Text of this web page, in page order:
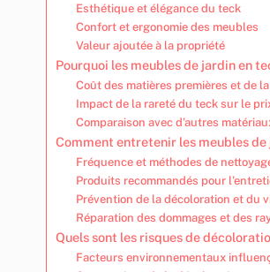
Esthétique et élégance du teck
Confort et ergonomie des meubles
Valeur ajoutée à la propriété
Pourquoi les meubles de jardin en
Coût des matières premières et de
Impact de la rareté du teck sur le
Comparaison avec d’autres
Comment entretenir les meubles de
Fréquence et méthodes de
Produits recommandés pour
Prévention de la décoloration et du
Réparation des dommages et des
Quels sont les risques de
Facteurs environnementaux